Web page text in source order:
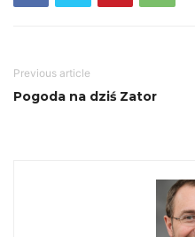
Previous article
Pogoda na dziś Zator